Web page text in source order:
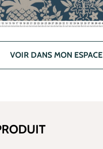
VOIR DANS MON ESPACE